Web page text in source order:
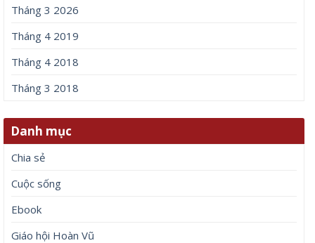
Tháng 3 2026
Tháng 4 2019
Tháng 4 2018
Tháng 3 2018
Danh mục
Chia sẻ
Cuộc sống
Ebook
Giáo hội Hoàn Vũ